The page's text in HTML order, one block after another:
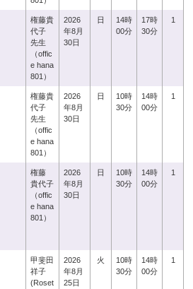
権藤貴
代子
先生
（offic
e hana
801）
2026
年8月
30日
日
14時
00分
17時
30分
1
権藤貴
代子
先生
（offic
e hana
801）
2026
年8月
30日
日
10時
30分
14時
00分
1
権藤
貴代子
（offic
e hana
801）
2026
年8月
30日
日
10時
30分
14時
00分
1
甲斐田
祥子
(Roset
2026
年8月
25日
火
10時
30分
14時
00分
1